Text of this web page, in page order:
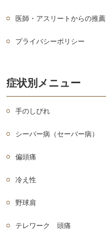
医師・アスリートからの推薦
プライバシーポリシー
症状別メニュー
手のしびれ
シーバー病（セーバー病）
偏頭痛
冷え性
野球肩
テレワーク 頭痛